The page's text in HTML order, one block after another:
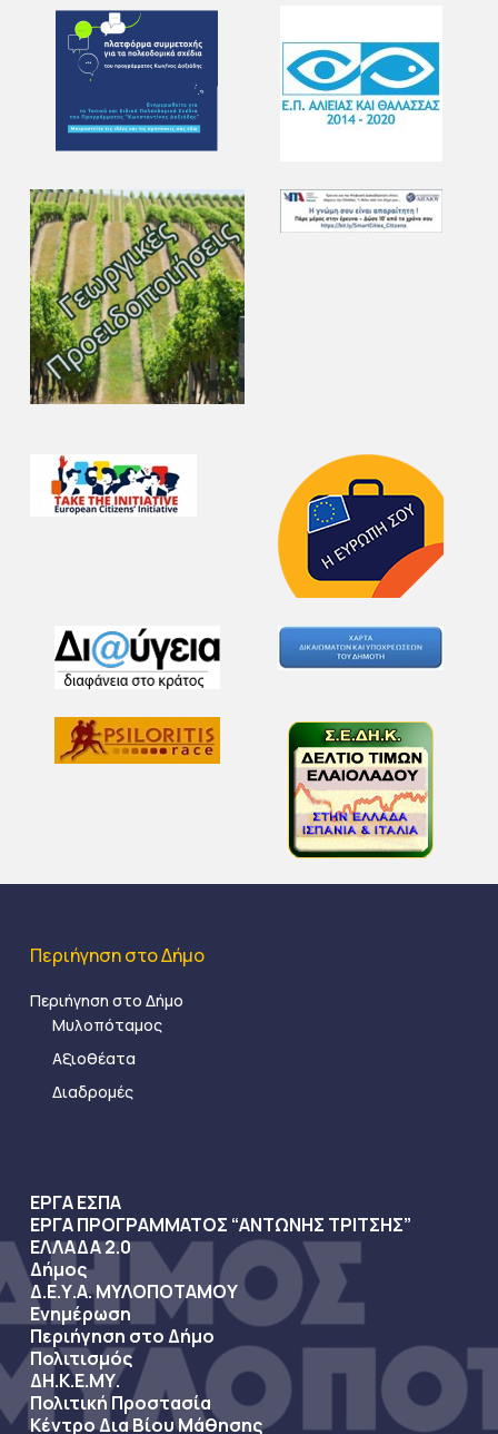
Περιήγηση στο Δήμο
Περιήγηση στο Δήμο
Μυλοπόταμος
Αξιοθέατα
Διαδρομές
ΕΡΓΑ ΕΣΠΑ
ΕΡΓΑ ΠΡΟΓΡΑΜΜΑΤΟΣ “ΑΝΤΩΝΗΣ ΤΡΙΤΣΗΣ”
ΕΛΛΑΔΑ 2.0
Δήμος
Δ.Ε.Υ.Α. ΜΥΛΟΠΟΤΑΜΟΥ
Ενημέρωση
Περιήγηση στο Δήμο
Πολιτισμός
ΔΗ.Κ.Ε.ΜΥ.
Πολιτική Προστασία
Κέντρο Δια Βίου Μάθησης